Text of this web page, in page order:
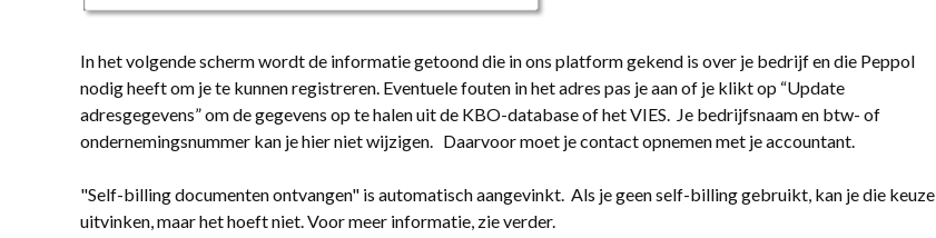
In het volgende scherm wordt de informatie getoond die in ons platform gekend is over je bedrijf en die Peppol
nodig heeft om je te kunnen registreren. Eventuele fouten in het adres pas je aan of je klikt op “Update
adresgegevens” om de gegevens op te halen uit de KBO-database of het VIES. Je bedrijfsnaam en btw- of
ondernemingsnummer kan je hier niet wijzigen. Daarvoor moet je contact opnemen met je accountant.
"Self-billing documenten ontvangen" is automatisch aangevinkt. Als je geen self-billing gebruikt, kan je die keuze
uitvinken, maar het hoeft niet. Voor meer informatie, zie verder.